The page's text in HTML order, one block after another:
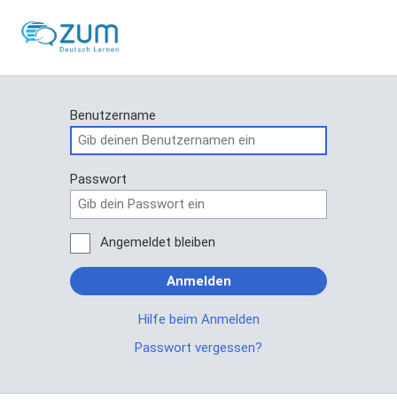
Benutzername
Passwort
Angemeldet bleiben
Anmelden
Hilfe beim Anmelden
Passwort vergessen?